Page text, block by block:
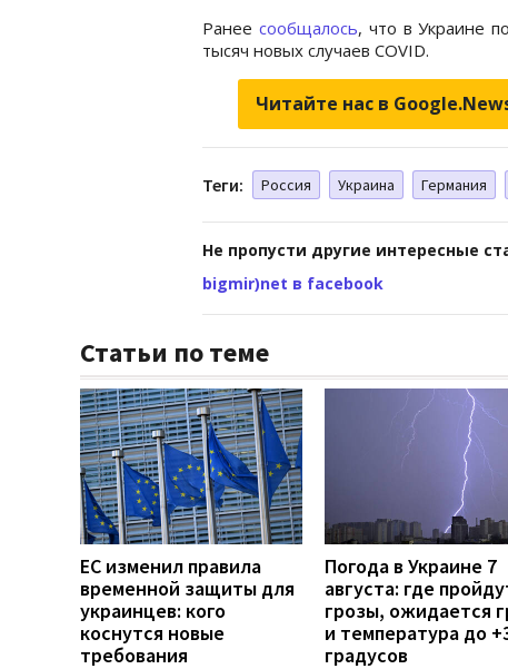
Ранее сообщалось, что в Украине
тысяч новых случаев COVID.
Читайте нас в
Теги: Россия Украина Германия
Не пропусти другие интересные
bigmir)net в facebook
Статьи по теме
ЕС изменил правила
временной защиты для
украинцев: кого
коснутся новые
требования
Погода в Украине 7
августа: где
грозы, ожидается
и температура до
градусов